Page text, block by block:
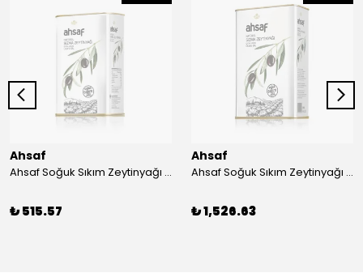
Ahsaf
Ahsaf Soğuk Sıkım Zeytinyağı (Sızma) 1 lt
₺ 515.57
Ahsaf
Ahsaf Soğuk Sıkım Zeytinyağı (Sızma) 3 lt
₺ 1,526.63